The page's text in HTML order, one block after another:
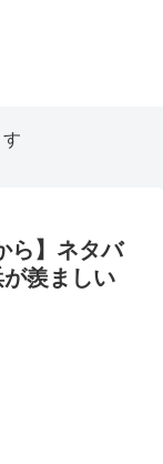
ら】ネタバ
羨ましい